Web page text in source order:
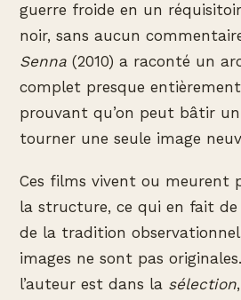
guerre froide en un
noir, sans aucun
Senna (2010) a raconté un
complet presque entièrement
prouvant qu’on peut bâtir
tourner une seule image
Ces films vivent ou meurent
la structure, ce qui en fait de
de la tradition
images ne sont pas
l’auteur est dans la sélection